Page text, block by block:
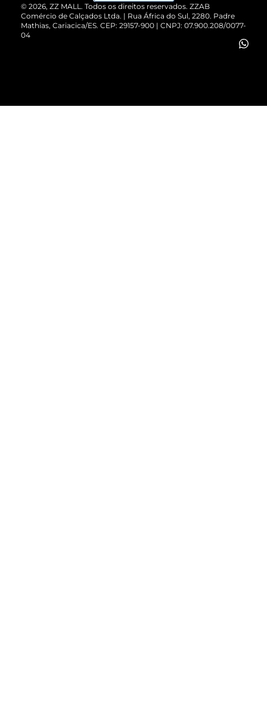
Cartão Presente
Vendas Corporativas
© 2026, ZZ MALL. Todos os direitos reservados. ZZAB
Comércio de Calçados Ltda. | Rua África do Sul, 2280. Padre
Mathias, Cariacica/ES. CEP: 29157-900 | CNPJ: 07.900.208/0077-
04